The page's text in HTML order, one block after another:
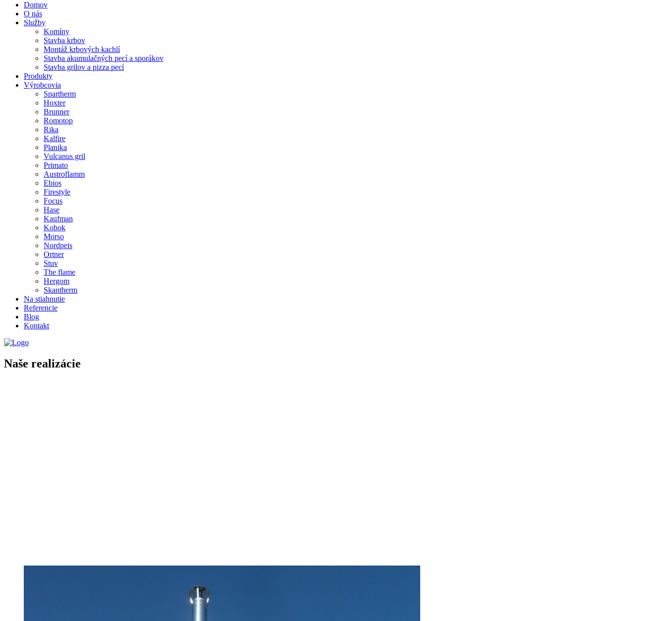
Domov
O nás
Služby
Komíny
Stavba krbov
Montáž krbových kachlí
Stavba akumulačných pecí a sporákov
Stavba grilov a pizza pecí
Produkty
Výrobcovia
Spartherm
Hoxter
Brunner
Romotop
Rika
Kalfire
Planika
Vulcanus gril
Primato
Austroflamm
Ebios
Firestyle
Focus
Hase
Kaufman
Kobok
Morso
Nordpeis
Ortner
Stuv
The flame
Hergom
Skantherm
Na stiahnutie
Referencie
Blog
Kontakt
Naše realizácie